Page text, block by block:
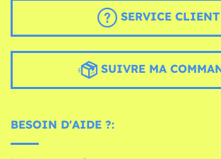
SERVICE CLIENT
SUIVRE MA
BESOIN D'AIDE ?: